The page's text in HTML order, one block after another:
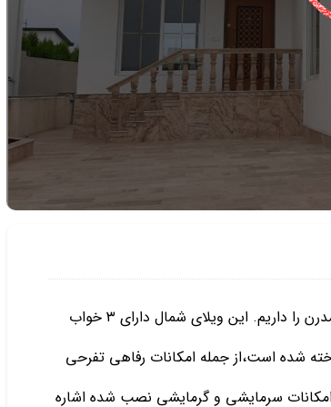
این بار برای شما پیشنهاد خرید یک ویلای دوبلکس جنگلی نما مدرن را داریم. این ویلای شمال دارای ۳ خواب
و در زمینی به مساحت 250 متر مربع ساخته شده است،از جمله امکانات رفاهی تفرحی
امکانات سرمایشی و گرمایشی نصب شده اشاره